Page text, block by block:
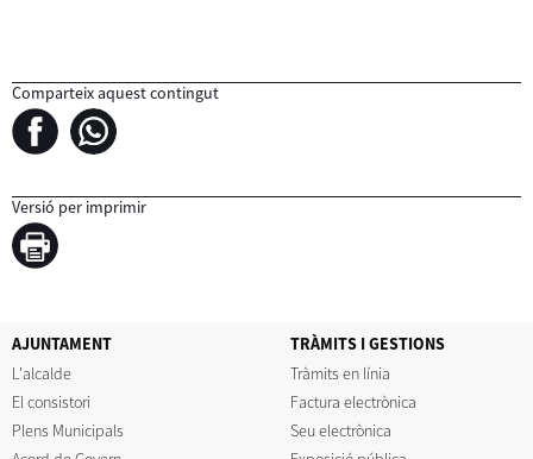
Comparteix aquest contingut
Versió per imprimir
AJUNTAMENT
L'alcalde
El consistori
Plens Municipals
TRÀMITS I GESTIONS
Tràmits en línia
Factura electrònica
Seu electrònica